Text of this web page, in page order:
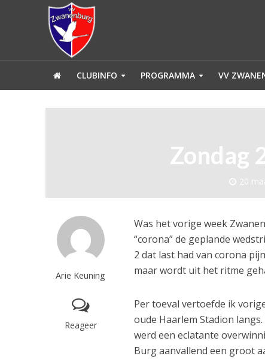
CLUBINFO PROGRAMMA VV
Zondag
20
Arie Keuning
Reageer
Was het vorige week
“corona” de geplande
2 dat last had van corona
maar wordt uit het ritme
Per toeval vertoefde ik
oude Haarlem Stadion
werd een eclatante
Burg aanvallend een groot